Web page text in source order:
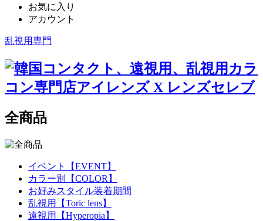
お気に入り
アカウント
乱視用専門
全商品
イベント【EVENT】
カラー別【COLOR】
お好みスタイル装着期間
乱視用【Toric lens】
遠視用【Hyperopia】